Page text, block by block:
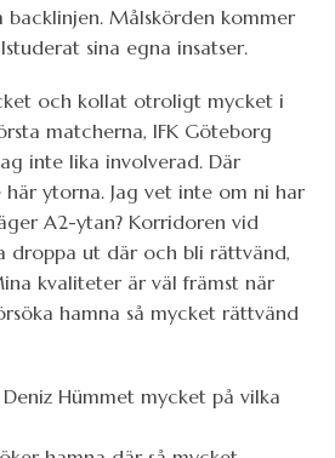
Målskörden kommer
sina egna insatser.
och kollat otroligt mycket i
matcherna, IFK Göteborg
inte lika involverad. Där
ytorna. Jag vet inte om ni har
A2-ytan? Korridoren vid
droppa ut där och bli rättvänd,
kvaliteter är väl främst när
hamna så mycket rättvänd
Hümmet mycket på vilka